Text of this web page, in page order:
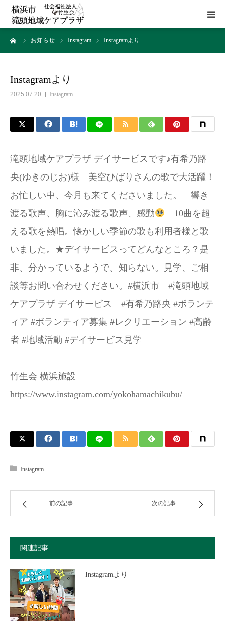
お知らせ Instagram Instagramより
Instagramより
2025.07.20 Instagram
滝頭地域ケアプラザ デイサービスです♪有希乃路
央(ゆきのじお)様 美空ひばりさんの歌で大活躍！
お忙しい中、今月も来てくださいました。 響き
渡る歌声、胸に沁み渡る歌声、感動
10曲を超
える歌を熱唱。懐かしい季節の歌も利用者様と歌
いました。★デイサービスってどんなところ？是
非、分かっているようで、知らない。見学、ご相
談等お問い合わせください。#横浜市 #滝頭地域
ケアプラザ デイサービス #有希乃路央 #ボランテ
ィア #ボランティア募集 #レクリエーション #高齢
者 #地域活動 #デイサービス見学
竹生会 横浜施設
https://www.instagram.com/yokohamachikubu/
Instagram
前の記事 次の記事
関連記事
Instagramより
HOME
施設概要
アクセス
お問い合わせ